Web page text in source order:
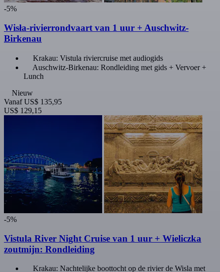
-5%
Wisła-rivierrondvaart van 1 uur + Auschwitz-
Birkenau
Krakau: Vistula riviercruise met audiogids
Auschwitz-Birkenau: Rondleiding met gids + Vervoer +
Lunch
Nieuw
Vanaf US$ 135,95
US$ 129,15
-5%
Vistula River Night Cruise van 1 uur + Wieliczka
zoutmijn: Rondleiding
Krakau: Nachtelijke boottocht op de rivier de Wisla met